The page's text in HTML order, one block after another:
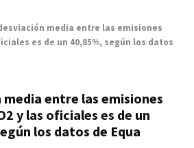
media entre las emisiones
es de un 40,85%, según los datos
media entre las emisiones
y las oficiales es de un
los datos de Equa